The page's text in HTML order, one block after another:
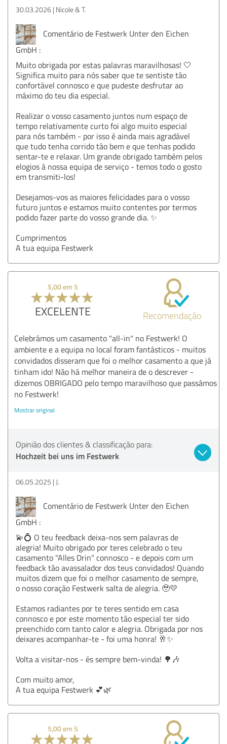
30.03.2026 Nicole & T.
Comentário de Festwerk Unter den Eichen
GmbH :
Muito obrigada por estas palavras maravilhosas! 🤍
Significa muito para nós saber que te sentiste tão
confortável connosco e que pudeste desfrutar ao
máximo do teu dia especial.
Realizar o vosso casamento juntos num espaço de
tempo relativamente curto foi algo muito especial
para nós também - por isso é ainda mais agradável
que tudo tenha corrido tão bem e que tenhas podido
sentar-te e relaxar. Um grande obrigado também pelos
elogios à nossa equipa de serviço - temos todo o gosto
em transmiti-los!
Desejamos-vos as maiores felicidades para o vosso
futuro juntos e estamos muito contentes por termos
podido fazer parte do vosso grande dia. ✨
Cumprimentos
A tua equipa Festwerk
5,00 em 5
EXCELENTE Recomendação
Celebrámos um casamento "all-in" no Festwerk! O
ambiente e a equipa no local foram fantásticos - muitos
convidados disseram que foi o melhor casamento a que já
tinham ido! Não há melhor maneira de o descrever -
dizemos OBRIGADO pelo tempo maravilhoso que passámos
no Festwerk!
Mostrar original
Opinião dos clientes & classificação para:
Hochzeit bei uns im Festwerk
06.05.2025 J.
Comentário de Festwerk Unter den Eichen
GmbH :
💫💍 O teu feedback deixa-nos sem palavras de
alegria! Muito obrigado por teres celebrado o teu
casamento "Alles Drin" connosco - e depois com um
feedback tão avassalador dos teus convidados! Quando
muitos dizem que foi o melhor casamento de sempre,
o nosso coração Festwerk salta de alegria. 🥹💛
Estamos radiantes por te teres sentido em casa
connosco e por este momento tão especial ter sido
preenchido com tanto calor e alegria. Obrigada por nos
deixares acompanhar-te - foi uma honra! 🥂✨
Volta a visitar-nos - és sempre bem-vinda! 🌳🎶
Com muito amor,
A tua equipa Festwerk 💕🌿
5,00 em 5